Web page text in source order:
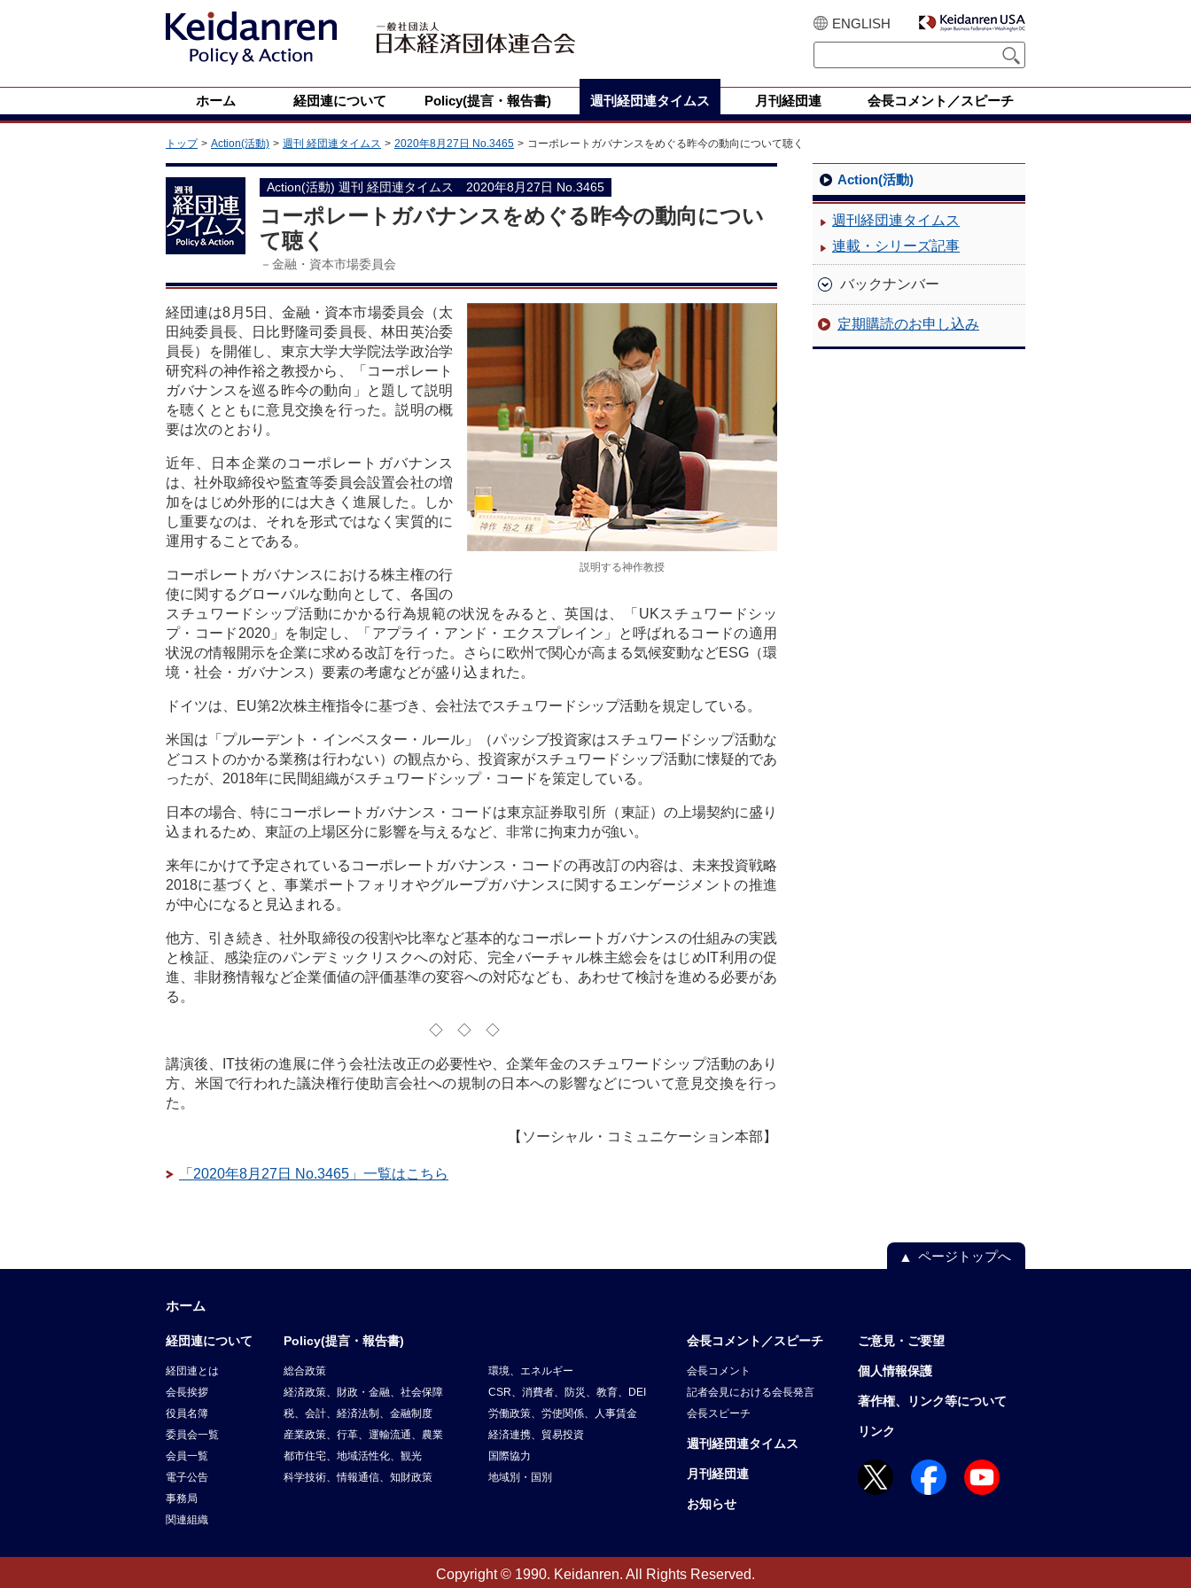
ENGLISH
ホーム 経団連について Policy(提言・報告書) 週刊経団連タイムス 月刊経団連 会長コメント／スピーチ
トップ Action(活動) 週刊 経団連タイムス 2020年8月27日 No.3465 コーポレートガバナンスをめぐる昨今の動向について聴く
Action(活動) 週刊 経団連タイムス 2020年8月27日 No.3465
コーポレートガバナンスをめぐる昨今の動向につい
て聴く
－金融・資本市場委員会
説明する神作教授
経団連は8月5日、金融・資本市場委員会（太
田純委員長、日比野隆司委員長、林田英治委
員長）を開催し、東京大学大学院法学政治学
研究科の神作裕之教授から、「コーポレート
ガバナンスを巡る昨今の動向」と題して説明
を聴くとともに意見交換を行った。説明の概
要は次のとおり。
近年、日本企業のコーポレートガバナンス
は、社外取締役や監査等委員会設置会社の増
加をはじめ外形的には大きく進展した。しか
し重要なのは、それを形式ではなく実質的に
運用することである。
コーポレートガバナンスにおける株主権の行
使に関するグローバルな動向として、各国の
スチュワードシップ活動にかかる行為規範の状況をみると、英国は、「UKスチュワードシッ
プ・コード2020」を制定し、「アプライ・アンド・エクスプレイン」と呼ばれるコードの適用
状況の情報開示を企業に求める改訂を行った。さらに欧州で関心が高まる気候変動などESG（環
境・社会・ガバナンス）要素の考慮などが盛り込まれた。
ドイツは、EU第2次株主権指令に基づき、会社法でスチュワードシップ活動を規定している。
米国は「プルーデント・インベスター・ルール」（パッシブ投資家はスチュワードシップ活動な
どコストのかかる業務は行わない）の観点から、投資家がスチュワードシップ活動に懐疑的であ
ったが、2018年に民間組織がスチュワードシップ・コードを策定している。
日本の場合、特にコーポレートガバナンス・コードは東京証券取引所（東証）の上場契約に盛り
込まれるため、東証の上場区分に影響を与えるなど、非常に拘束力が強い。
来年にかけて予定されているコーポレートガバナンス・コードの再改訂の内容は、未来投資戦略
2018に基づくと、事業ポートフォリオやグループガバナンスに関するエンゲージメントの推進
が中心になると見込まれる。
他方、引き続き、社外取締役の役割や比率など基本的なコーポレートガバナンスの仕組みの実践
と検証、感染症のパンデミックリスクへの対応、完全バーチャル株主総会をはじめIT利用の促
進、非財務情報など企業価値の評価基準の変容への対応なども、あわせて検討を進める必要があ
る。
◇◇◇
講演後、IT技術の進展に伴う会社法改正の必要性や、企業年金のスチュワードシップ活動のあり
方、米国で行われた議決権行使助言会社への規制の日本への影響などについて意見交換を行っ
た。
【ソーシャル・コミュニケーション本部】
「2020年8月27日 No.3465」一覧はこちら
Action(活動)
週刊経団連タイムス
連載・シリーズ記事
バックナンバー
定期購読のお申し込み
ページトップへ
ホーム
経団連について
経団連とは
会長挨拶
役員名簿
委員会一覧
会員一覧
電子公告
事務局
関連組織
Policy(提言・報告書)
総合政策
環境、エネルギー
経済政策、財政・金融、社会保障
CSR、消費者、防災、教育、DEI
税、会計、経済法制、金融制度
労働政策、労使関係、人事賃金
産業政策、行革、運輸流通、農業
経済連携、貿易投資
都市住宅、地域活性化、観光
国際協力
科学技術、情報通信、知財政策
地域別・国別
会長コメント／スピーチ
会長コメント
記者会見における会長発言
会長スピーチ
週刊経団連タイムス
月刊経団連
お知らせ
ご意見・ご要望
個人情報保護
著作権、リンク等について
リンク
Copyright © 1990. Keidanren. All Rights Reserved.